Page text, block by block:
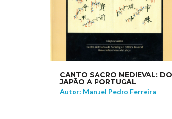
CANTO SACRO MEDIEVAL: DO
JAPÃO A PORTUGAL
Autor: Manuel Pedro Ferreira